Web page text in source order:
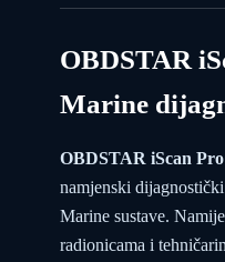
OBDSTAR
Marine
OBDSTAR iScan
namjenski
Marine sustave.
radionicama i